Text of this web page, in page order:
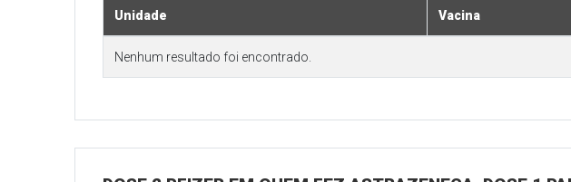
Unidade Vacina
Nenhum resultado foi encontrado.